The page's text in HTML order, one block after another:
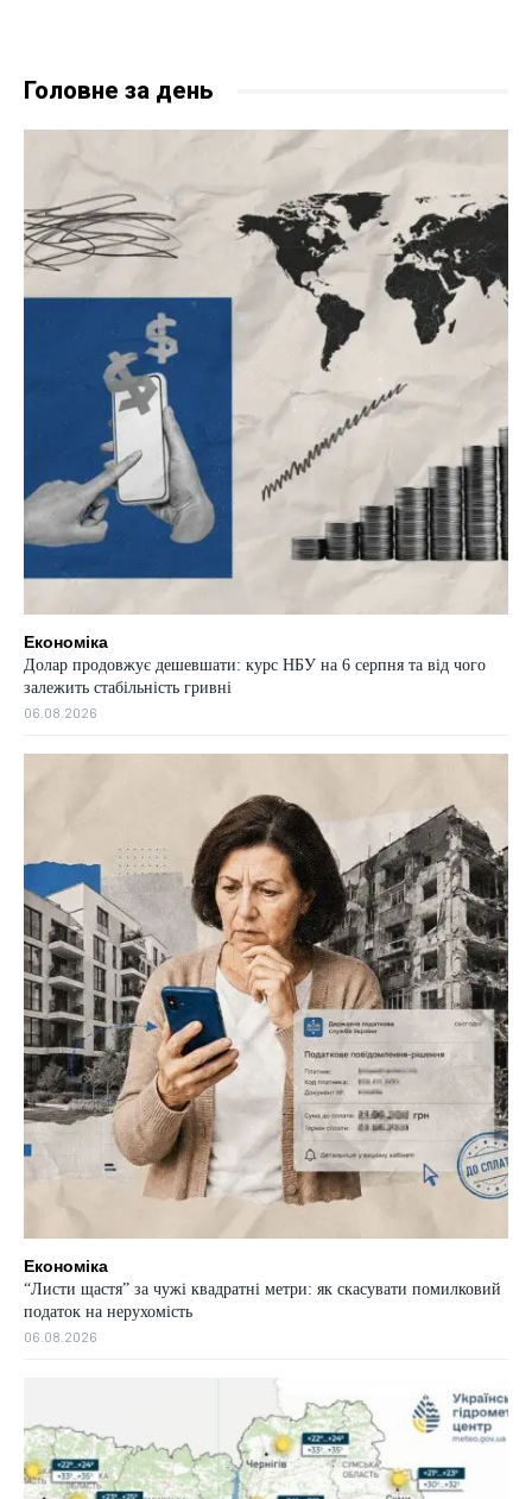
Головне за день
Економіка
Долар продовжує дешевшати: курс НБУ на 6 серпня та від чого
залежить стабільність гривні
06.08.2026
Економіка
“Листи щастя” за чужі квадратні метри: як скасувати помилковий
податок на нерухомість
06.08.2026